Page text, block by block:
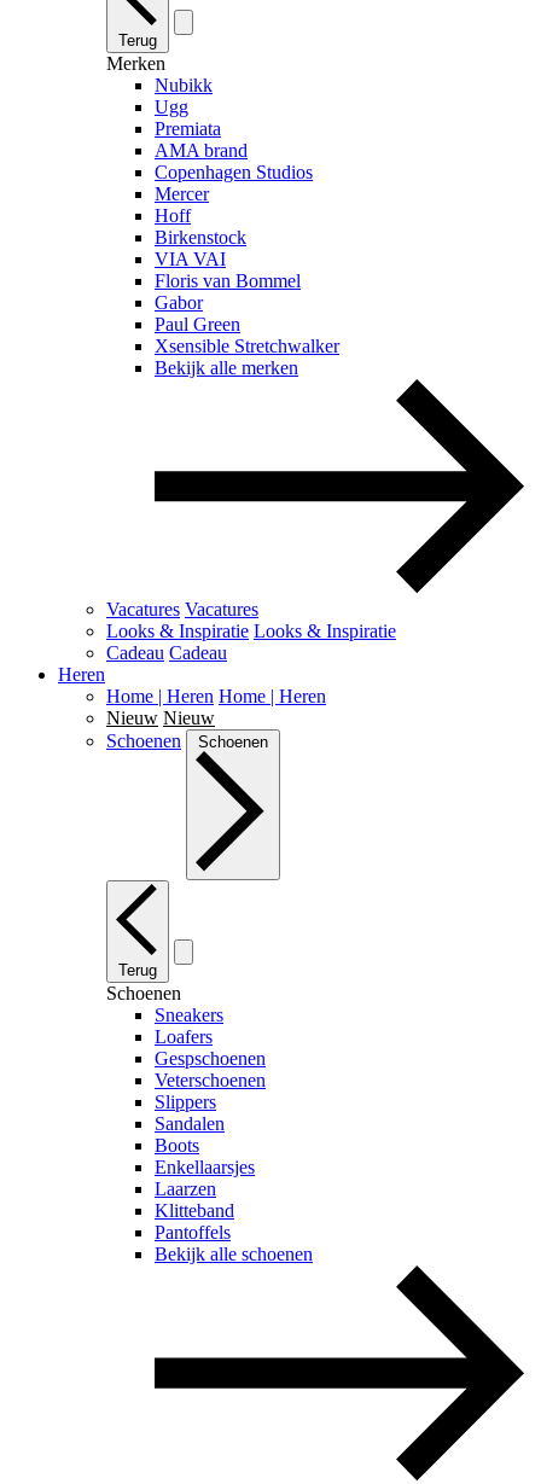
Terug
Merken
Nubikk
Ugg
Premiata
AMA brand
Copenhagen Studios
Mercer
Hoff
Birkenstock
VIA VAI
Floris van Bommel
Gabor
Paul Green
Xsensible Stretchwalker
Bekijk alle merken
Vacatures Vacatures
Looks & Inspiratie Looks & Inspiratie
Cadeau Cadeau
Heren
Home | Heren Home | Heren
Nieuw Nieuw
Schoenen
Schoenen
Terug
Schoenen
Sneakers
Loafers
Gespschoenen
Veterschoenen
Slippers
Sandalen
Boots
Enkellaarsjes
Laarzen
Klitteband
Pantoffels
Bekijk alle schoenen